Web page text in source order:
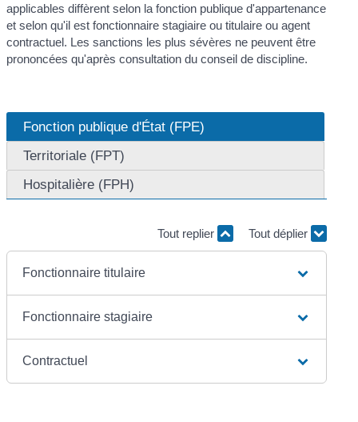
applicables diffèrent selon la fonction publique d'appartenance
et selon qu'il est fonctionnaire stagiaire ou titulaire ou agent
contractuel. Les sanctions les plus sévères ne peuvent être
prononcées qu'après consultation du conseil de discipline.
Fonction publique d'État (FPE)
Territoriale (FPT)
Hospitalière (FPH)
Tout replier Tout déplier
Fonctionnaire titulaire
Fonctionnaire stagiaire
Contractuel